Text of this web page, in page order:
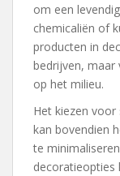
om een
chemicaliën of
producten in
bedrijven,
op het milieu.
Het kiezen
kan bovendien
te
decoratieopties